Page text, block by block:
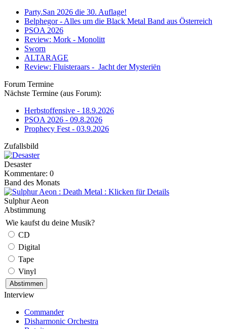
Party.San 2026 die 30. Auflage!
Belphegor - Alles um die Black Metal Band aus Österreich
PSOA 2026
Review: Mork - Monolitt
Sworn
ALTARAGE
Review: Fluisteraars - Jacht der Mysteriën
Forum Termine
Nächste Termine (aus Forum):
Herbstoffensive - 18.9.2026
PSOA 2026 - 09.8.2026
Prophecy Fest - 03.9.2026
Zufallsbild
Desaster
Kommentare: 0
Band des Monats
Sulphur Aeon
Abstimmung
Wie kaufst du deine Musik?
CD
Digital
Tape
Vinyl
Interview
Commander
Disharmonic Orchestra